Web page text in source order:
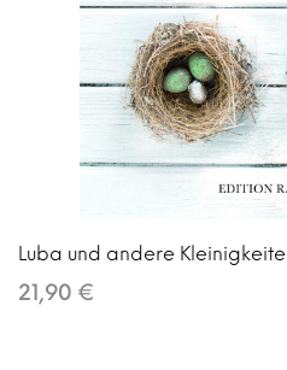
Luba und andere
21,90 €